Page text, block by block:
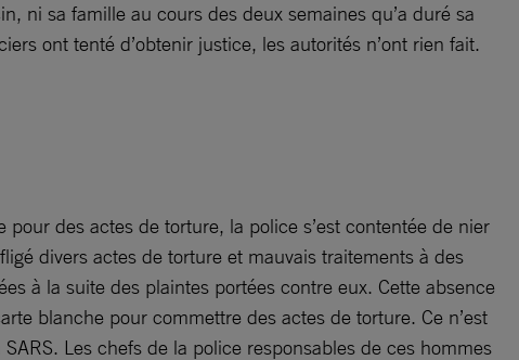
ni sa famille au cours des deux semaines qu’a duré sa
ont tenté d’obtenir justice, les autorités n’ont rien fait.
des actes de torture, la police s’est contentée de nier
divers actes de torture et mauvais traitements à des
à la suite des plaintes portées contre eux. Cette absence
blanche pour commettre des actes de torture. Ce n’est
Les chefs de la police responsables de ces hommes